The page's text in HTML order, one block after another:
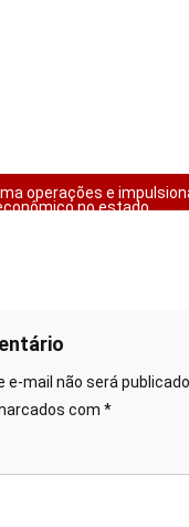
operações e
no estado
e-mail não será
com *